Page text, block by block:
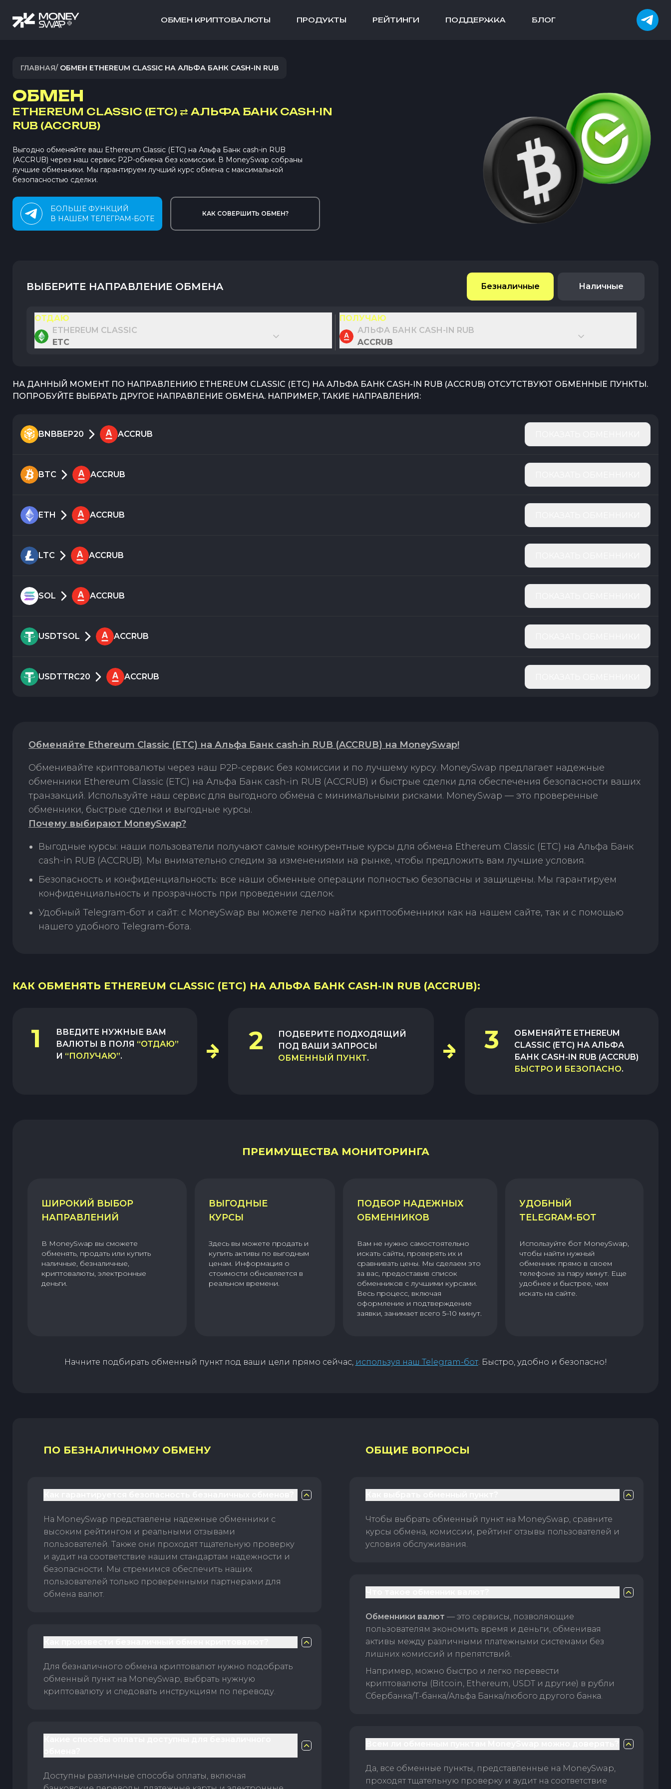
ОБМЕН КРИПТОВАЛЮТЫ ПРОДУКТЫ РЕЙТИНГИ ПОДДЕРЖКА БЛОГ
ГЛАВНАЯ/ ОБМЕН ETHEREUM CLASSIC НА АЛЬФА БАНК CASH-IN RUB
ОБМЕН
ETHEREUM CLASSIC (ETC) ⇄ АЛЬФА БАНК CASH-IN
RUB (ACCRUB)
Выгодно обменяйте ваш Ethereum Classic (ETC) на Альфа Банк cash-in RUB
(ACCRUB) через наш сервис P2P-обмена без комиссии. В MoneySwap собраны
лучшие обменники. Мы гарантируем лучший курс обмена с максимальной
безопасностью сделки.
БОЛЬШЕ ФУНКЦИЙ
В НАШЕМ ТЕЛЕГРАМ-БОТЕ
КАК СОВЕРШИТЬ ОБМЕН?
ВЫБЕРИТЕ НАПРАВЛЕНИЕ ОБМЕНА Безналичные Наличные
ОТДАЮ
ETHEREUM CLASSIC
ETC
ПОЛУЧАЮ
АЛЬФА БАНК CASH-IN RUB
ACCRUB
НА ДАННЫЙ МОМЕНТ ПО НАПРАВЛЕНИЮ ETHEREUM CLASSIC (ETC) НА АЛЬФА БАНК CASH-IN RUB (ACCRUB) ОТСУТСТВУЮТ ОБМЕННЫЕ ПУНКТЫ.
ПОПРОБУЙТЕ ВЫБРАТЬ ДРУГОЕ НАПРАВЛЕНИЕ ОБМЕНА. НАПРИМЕР, ТАКИЕ НАПРАВЛЕНИЯ:
BNBBEP20 ACCRUB
BTC ACCRUB
ETH ACCRUB
LTC ACCRUB
SOL ACCRUB
USDTSOL ACCRUB
USDTTRC20 ACCRUB
Обменяйте Ethereum Classic (ETC) на Альфа Банк cash-in RUB (ACCRUB) на MoneySwap!
Обменивайте криптовалюты через наш P2P-сервис без комиссии и по лучшему курсу. MoneySwap предлагает надежные
обменники Ethereum Classic (ETC) на Альфа Банк cash-in RUB (ACCRUB) и быстрые сделки для обеспечения безопасности ваших
транзакций. Используйте наш сервис для выгодного обмена с минимальными рисками. MoneySwap — это проверенные
обменники, быстрые сделки и выгодные курсы.
Почему выбирают MoneySwap?
Выгодные курсы: наши пользователи получают самые конкурентные курсы для обмена Ethereum Classic (ETC) на Альфа Банк
cash-in RUB (ACCRUB). Мы внимательно следим за изменениями на рынке, чтобы предложить вам лучшие условия.
Безопасность и конфиденциальность: все наши обменные операции полностью безопасны и защищены. Мы гарантируем
конфиденциальность и прозрачность при проведении сделок.
Удобный Telegram-бот и сайт: с MoneySwap вы можете легко найти криптообменники как на нашем сайте, так и с помощью
нашего удобного Telegram-бота.
КАК ОБМЕНЯТЬ ETHEREUM CLASSIC (ETC) НА АЛЬФА БАНК CASH-IN RUB (ACCRUB):
1
ВВЕДИТЕ НУЖНЫЕ ВАМ
ВАЛЮТЫ В ПОЛЯ “ОТДАЮ”
И “ПОЛУЧАЮ”.
2
ПОДБЕРИТЕ ПОДХОДЯЩИЙ
ПОД ВАШИ ЗАПРОСЫ
ОБМЕННЫЙ ПУНКТ.
3 ОБМЕНЯЙТЕ ETHEREUM
CLASSIC (ETC) НААЛЬФА
БАНК CASH-IN RUB (ACCRUB)
БЫСТРО И БЕЗОПАСНО.
ПРЕИМУЩЕСТВА МОНИТОРИНГА
ШИРОКИЙ ВЫБОР
НАПРАВЛЕНИЙ
В MoneySwap вы сможете
обменять, продать или купить
наличные, безналичные,
криптовалюты, электронные
деньги.
ВЫГОДНЫЕ
КУРСЫ
Здесь вы можете продать и
купить активы по выгодным
ценам. Информация о
стоимости обновляется в
реальном времени.
ПОДБОР НАДЕЖНЫХ
ОБМЕННИКОВ
Вам не нужно самостоятельно
искать сайты, проверять их и
сравнивать цены. Мы сделаем это
за вас, предоставив список
обменников с лучшими курсами.
Весь процесс, включая
оформление и подтверждение
заявки, занимает всего 5–10 минут.
УДОБНЫЙ
TELEGRAM-БОТ
Используйте бот MoneySwap,
чтобы найти нужный
обменник прямо в своем
телефоне за пару минут. Еще
удобнее и быстрее, чем
искать на сайте.
Начните подбирать обменный пункт под ваши цели прямо сейчас, используя наш Telegram-бот. Быстро, удобно и безопасно!
ПО БЕЗНАЛИЧНОМУ ОБМЕНУ
На MoneySwap представлены надежные обменники с
высоким рейтингом и реальными отзывами
пользователей. Также они проходят тщательную проверку
и аудит на соответствие нашим стандартам надежности и
безопасности. Мы стремимся обеспечить наших
пользователей только проверенными партнерами для
обмена валют.
Для безналичного обмена криптовалют нужно подобрать
обменный пункт на MoneySwap, выбрать нужную
криптовалюту и следовать инструкциям по переводу.
Доступны различные способы оплаты, включая
ОБЩИЕ ВОПРОСЫ
Чтобы выбрать обменный пункт на MoneySwap, сравните
курсы обмена, комиссии, рейтинг отзывы пользователей и
условия обслуживания.
Обменники валют — это сервисы, позволяющие
пользователям экономить время и деньги, обменивая
активы между различными платежными системами без
лишних комиссий и препятствий.
Например, можно быстро и легко перевести
криптовалюты (Bitcoin, Ethereum, USDT и другие) в рубли
Сбербанка/Т-банка/Альфа Банка/любого другого банка.
Да, все обменные пункты, представленные на MoneySwap,
проходят тщательную проверку и аудит на соответствие